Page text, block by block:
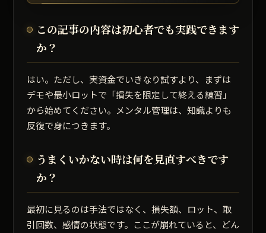
この記事の内容は初心者でも実践できます
か？
はい。ただし、実資金でいきなり試すより、まずは
デモや最小ロットで「損失を限定して終える練習」
から始めてください。メンタル管理は、知識よりも
反復で身につきます。
うまくいかない時は何を見直すべきです
か？
最初に見るのは手法ではなく、損失額、ロット、取
引回数、感情の状態です。ここが崩れていると、どん